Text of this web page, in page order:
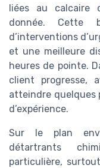
liées au calcaire
donnée. Cette
d’interventions
et une meilleure
heures de pointe.
client progresse,
atteindre quelques
d’expérience.
Sur le plan
détartrants
particulière,